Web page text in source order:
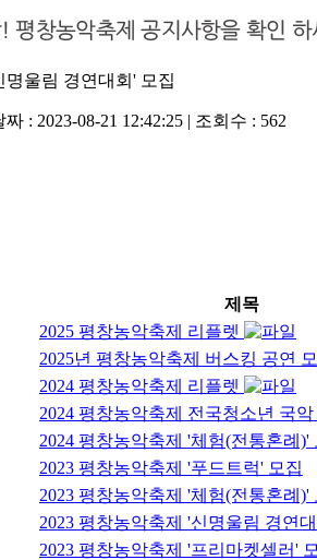
명울림 경연대회' 모집
: 2023-08-21 12:42:25 | 조회수 : 562
제목
2025 평창농악축제 리플렛
2025년 평창농악축제 버스킹 공연
2024 평창농악축제 리플렛
2024 평창농악축제 전국청소년 국
2024 평창농악축제 '체험(전통혼례)'
2023 평창농악축제 '푸드트럭' 모집
2023 평창농악축제 '체험(전통혼례)'
2023 평창농악축제 '신명울림 경연
2023 평창농악축제 '프리마켓셀러'